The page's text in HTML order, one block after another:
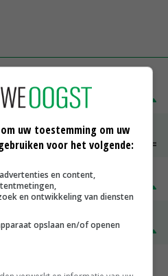
€ 269,00
€ 1,09~ € 1,11
€ 345,00 € 20,00
uw toestemming om uw
voor het volgende:
en content,
en ontwikkeling van diensten
opslaan en/of openen